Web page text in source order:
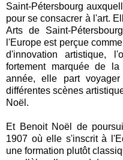
Saint-Pétersbourg
pour se consacrer à l'art.
Arts de Saint-
l'Europe est perçue
d'innovation artistique,
fortement marquée de
année, elle part
différentes scènes
Noël.
Et Benoit Noël de
1907 où elle s'inscrit à
une formation plutôt